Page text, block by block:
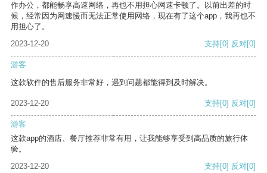
作办公，都能畅享高速网络，再也不用担心网速卡顿了。以前出差的时
候，经常因为网速慢而无法正常使用网络，现在有了这个app，我再也不
用担心了。
2023-12-20
支持[0] 反对[0]
游客
这款软件的售后服务非常好，遇到问题都能得到及时解决。
2023-12-20 支持[0] 反对[0]
游客
这款app的酒店、餐厅推荐非常有用，让我能够享受到高品质的旅行体
验。
2023-12-20
支持[0] 反对[0]